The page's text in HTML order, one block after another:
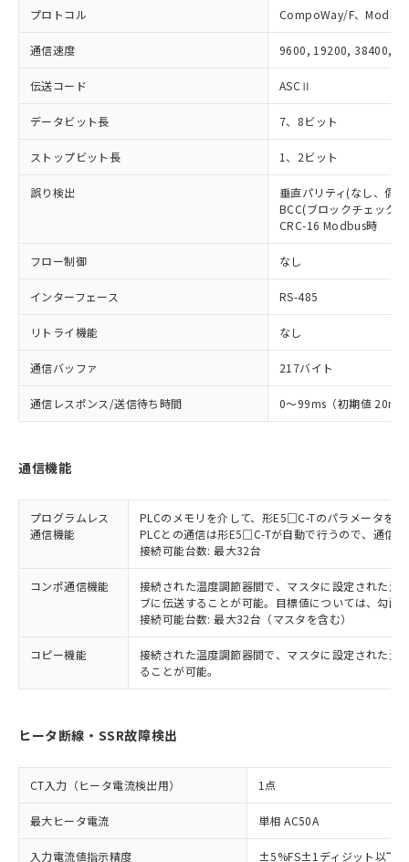
プロトコル CompoWay/F、Modbus
通信速度 9600, 19200, 38400,
伝送コード ASCⅡ
データビット長 7、8ビット
ストップビット長 1、2ビット
誤り検出
垂直パリティ(なし、偶
BCC(ブロックチェック
CRC-16 Modbus時
フロー制御 なし
インターフェース RS-485
リトライ機能 なし
通信バッファ 217バイト
通信レスポンス/送信待ち時間 0～99ms（初期値 20ms
通信機能
プログラムレス
通信機能
PLCのメモリを介して、形E5□C-Tのパラメータを
PLCとの通信は形E5□C-Tが自動で行うので、通信
接続可能台数: 最大32台
コンポ通信機能
接続された温度調節器間で、マスタに設定された温
ブに伝送することが可能。目標値については、勾配
接続可能台数: 最大32台（マスタを含む）
コピー機能
接続された温度調節器間で、マスタに設定された温
ることが可能。
ヒータ断線・SSR故障検出
CT入力（ヒータ電流検出用） 1点
最大ヒータ電流 単相 AC50A
入力電流値指示精度 ±5%FS±1ディジット以下
ものではありません。
また、RoHS指令のフタル酸エステル類４
物質の対応では、対応完了までの期間は出
欄に対応日を記載しておりました。
既に当社にて対応品への在庫切替を完了
していることから、特段のことがない限
り、2022年1月12日より割愛しておりま